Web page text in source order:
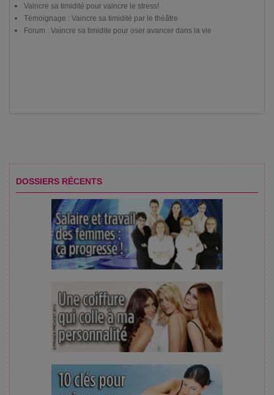
Vaincre sa timidité pour vaincre le stress!
Témoignage : Vaincre sa timidité par le théâtre
Forum : Vaincre sa timidite pour oser avancer dans la vie
DOSSIERS RÉCENTS